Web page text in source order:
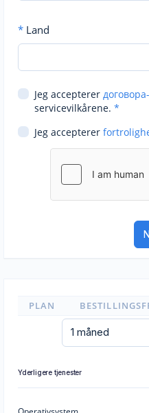
* Land
Jeg accepterer
servicevilkårene. *
Jeg accepterer
PLAN
Yderligere tjenester